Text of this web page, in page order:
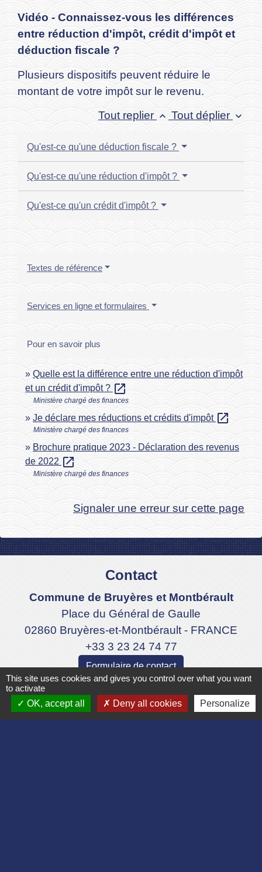
Vidéo - Connaissez-vous les différences
entre réduction d'impôt, crédit d'impôt et
déduction fiscale ?
Plusieurs dispositifs peuvent réduire le
montant de votre impôt sur le revenu.
Tout replier keyboard_arrow_up Tout déplier keyboard_arrow_down
Qu'est-ce qu'une déduction fiscale ?
Qu'est-ce qu'une réduction d'impôt ?
Qu'est-ce qu'un crédit d'impôt ?
Textes de référence
Services en ligne et formulaires
Pour en savoir plus
Quelle est la différence entre une réduction d'impôt
et un crédit d'impôt ? open_in_new
Ministère chargé des finances
Je déclare mes réductions et crédits d'impôt open_in_new
Ministère chargé des finances
Brochure pratique 2023 - Déclaration des revenus
de 2022 open_in_new
Ministère chargé des finances
Signaler une erreur sur cette page
Contact
Commune de Bruyères et Montbérault
Place du Général de Gaulle
02860 Bruyères-et-Montbérault - FRANCE
+33 3 23 24 74 77
Formulaire de contact
This site uses cookies and gives you control over what you want
to activate
OK, accept all
Deny all cookies Personalize